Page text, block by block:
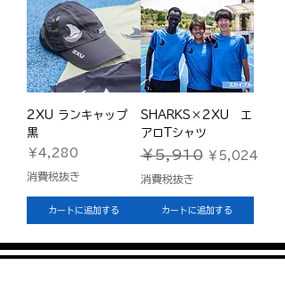
2XU ランキャップ
黒
価格
￥4,280
消費税抜き
カートに追加する
SHARKS×2XU エ
アロTシャツ
通常価格
￥5,910 セール価格
￥5,024
消費税抜き
カートに追加する